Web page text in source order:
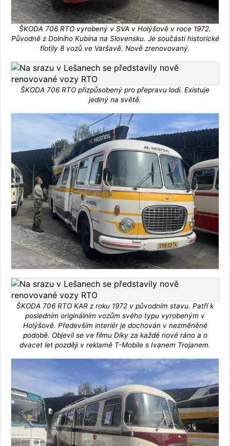
ŠKODA 706 RTO vyrobený v SVA v Holýšově v roce 1972.
Původně z Dolního Kubína na Slovensku. Je součástí historické
flotily 8 vozů ve Varšavě. Nově zrenovovaný.
ŠKODA 706 RTO přizpůsobený pro přepravu lodí. Existuje
jediný na světě.
ŠKODA 706 RTO KAR z roku 1972 v původním stavu. Patří k
posledním originálním vozům svého typu vyrobeným v
Holýšově. Především interiér je dochován v nezměněné
podobě. Objevil se ve filmu Díky za každé nové ráno a o
dvacet let později v reklamě T-Mobile s Ivanem Trojanem.